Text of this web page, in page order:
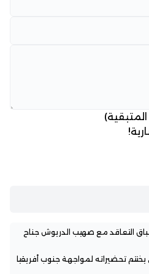
التعاقد مع صهيب الدريوش جناح
تحضيراته لمواجهة جنوب أفريقيا